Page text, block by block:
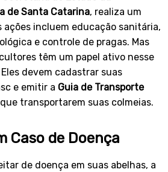
de Santa Catarina, realiza um
ações incluem educação sanitária,
e controle de pragas. Mas
têm um papel ativo nesse
devem cadastrar suas
e emitir a Guia de Transporte
transportarem suas colmeias.
Caso de Doença
de doença em suas abelhas, a